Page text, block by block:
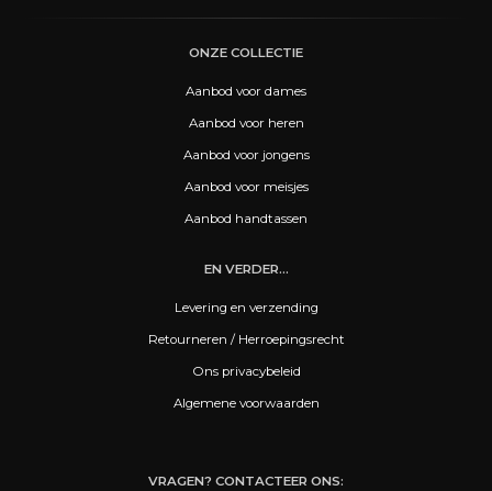
ONZE COLLECTIE
Aanbod voor dames
Aanbod voor heren
Aanbod voor jongens
Aanbod voor meisjes
Aanbod handtassen
EN VERDER...
Levering en verzending
Retourneren / Herroepingsrecht
Ons privacybeleid
Algemene voorwaarden
VRAGEN? CONTACTEER ONS: